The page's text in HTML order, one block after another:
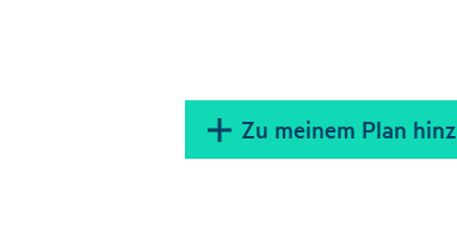
Zu meinem Plan